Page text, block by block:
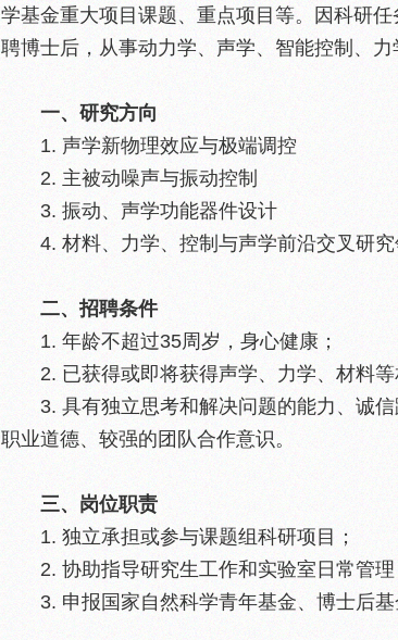
学基金重大项目课题、重点项目等。因科研
聘博士后，从事动力学、声学、智能控制、力
一、研究方向
1. 声学新物理效应与极端调控
2. 主被动噪声与振动控制
3. 振动、声学功能器件设计
4. 材料、力学、控制与声学前沿交叉研
二、招聘条件
1. 年龄不超过35周岁，身心健康；
2. 已获得或即将获得声学、力学、材料等
3. 具有独立思考和解决问题的能力、诚
职业道德、较强的团队合作意识。
三、岗位职责
1. 独立承担或参与课题组科研项目；
2. 协助指导研究生工作和实验室日常管理
3. 申报国家自然科学青年基金、博士后基